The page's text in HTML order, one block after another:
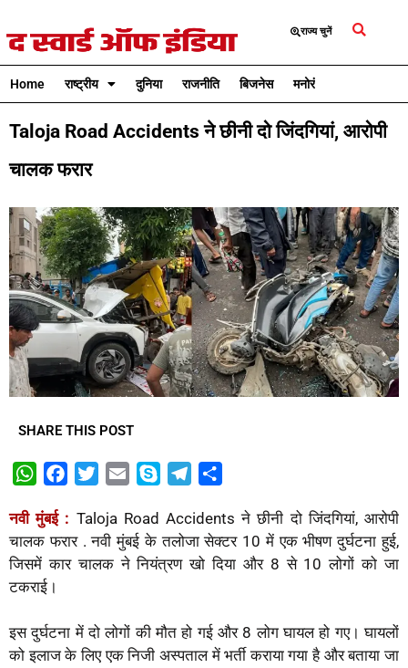
राज्य चुनें
Home राष्ट्रीय दुनिया राजनीति बिजनेस मनोरंजन
Taloja Road Accidents ने छीनी दो जिंदगियां, आरोपी
चालक फरार
SHARE THIS POST
W
a
t
s
A
p
c
e
b
k
i
t
t
a
i
y
p
e
l
e
g
m
a
r
e
नवी मुंबई : Taloja Road Accidents ने छीनी दो जिंदगियां, आरोपी
चालक फरार . नवी मुंबई के तलोजा सेक्टर 10 में एक भीषण दुर्घटना हुई,
जिसमें कार चालक ने नियंत्रण खो दिया और 8 से 10 लोगों को जा
टकराई।
इस दुर्घटना में दो लोगों की मौत हो गई और 8 लोग घायल हो गए। घायलों
को इलाज के लिए एक निजी अस्पताल में भर्ती कराया गया है और बताया जा